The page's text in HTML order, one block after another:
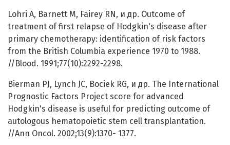
Lohri A, Barnett M, Fairey RN, и др. Outcome of
treatment of first relapse of Hodgkin's disease after
primary chemotherapy: identification of risk factors
from the British Columbia experience 1970 to 1988.
//Blood. 1991;77(10):2292-2298.
Bierman PJ, Lynch JC, Bociek RG, и др. The International
Prognostic Factors Project score for advanced
Hodgkin's disease is useful for predicting outcome of
autologous hematopoietic stem cell transplantation.
//Ann Oncol. 2002;13(9):1370- 1377.